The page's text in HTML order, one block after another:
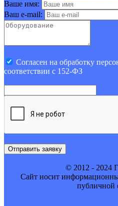
Ваше имя:
Ваш e-mail:
Cогласен на обработку
соответствии с 152-ФЗ
Отправить заявку
© 2012 - 2024
Cайт носит
публичной